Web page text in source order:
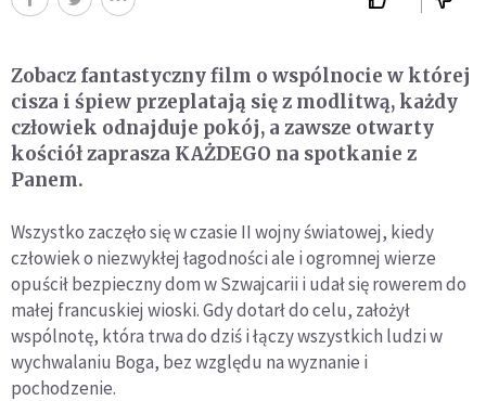
Zobacz fantastyczny film o wspólnocie w której
cisza i śpiew przeplatają się z modlitwą, każdy
człowiek odnajduje pokój, a zawsze otwarty
kościół zaprasza KAŻDEGO na spotkanie z
Panem.
Wszystko zaczęło się w czasie II wojny światowej, kiedy
człowiek o niezwykłej łagodności ale i ogromnej wierze
opuścił bezpieczny dom w Szwajcarii i udał się rowerem do
małej francuskiej wioski. Gdy dotarł do celu, założył
wspólnotę, która trwa do dziś i łączy wszystkich ludzi w
wychwalaniu Boga, bez względu na wyznanie i
pochodzenie.